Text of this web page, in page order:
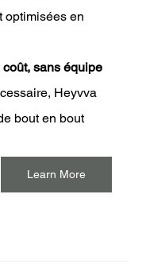
optimisées en
sans équipe
Heyvva
bout en bout
Learn More